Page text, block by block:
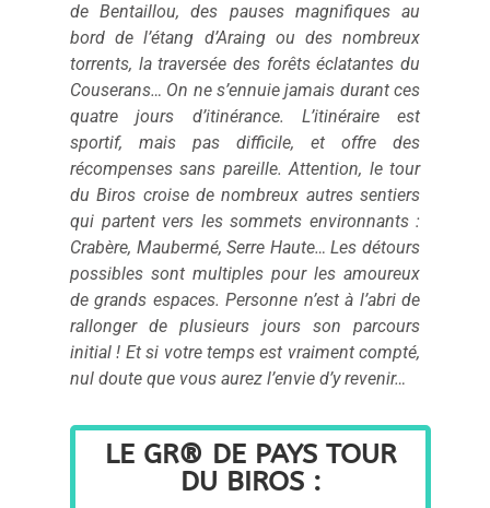
de Bentaillou, des pauses magnifiques au
bord de l’étang d’Araing ou des nombreux
torrents, la traversée des forêts éclatantes du
Couserans… On ne s’ennuie jamais durant ces
quatre jours d’itinérance. L’itinéraire est
sportif, mais pas difficile, et offre des
récompenses sans pareille. Attention, le tour
du Biros croise de nombreux autres sentiers
qui partent vers les sommets environnants :
Crabère, Maubermé, Serre Haute… Les détours
possibles sont multiples pour les amoureux
de grands espaces. Personne n’est à l’abri de
rallonger de plusieurs jours son parcours
initial ! Et si votre temps est vraiment compté,
nul doute que vous aurez l’envie d’y revenir…
LE GR® DE PAYS TOUR
DU BIROS :